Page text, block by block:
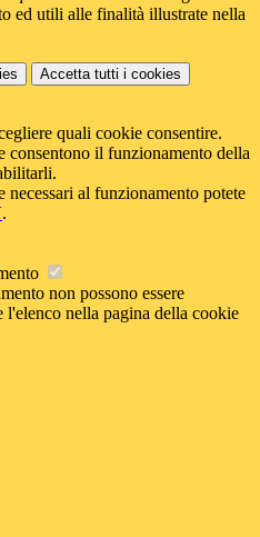
ed utili alle finalità illustrate nella
Accetta tutti i cookies
quali cookie consentire.
consentono il funzionamento della
al funzionamento potete
.
non possono essere
nella pagina della cookie